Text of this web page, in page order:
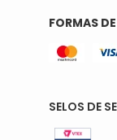
FORMAS
SELOS DE